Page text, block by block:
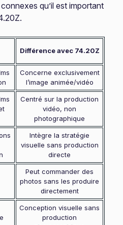
qu’il est important
Différence avec 74.20Z
Concerne exclusivement
l’image animée/vidéo
Centré sur la production
vidéo, non
photographique
Intègre la stratégie
visuelle sans production
directe
Peut commander des
photos sans les produire
directement
Conception visuelle sans
production